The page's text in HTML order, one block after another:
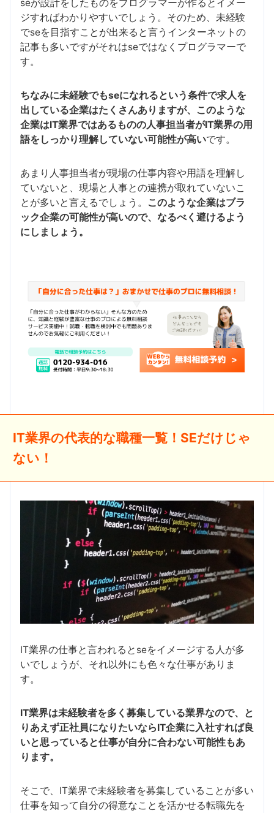
seが設計をしたものをプログラマーが作るとイメー
ジすればわかりやすいでしょう。そのため、未経験
でseを目指すことが出来ると言うインターネットの
記事も多いですがそれはseではなくプログラマーで
す。
ちなみに未経験でもseになれるという条件で求人を
出している企業はたくさんありますが、このような
企業はIT業界ではあるものの人事担当者がIT業界の用
語をしっかり理解していない可能性が高いです。
あまり人事担当者が現場の仕事内容や用語を理解し
ていないと、現場と人事との連携が取れていないこ
とが多いと言えるでしょう。
このような企業はブラ
ック企業の可能性が高いので、なるべく避けるよう
にしましょう。
IT業界の代表的な職種一覧！SEだけじゃ
ない！
IT業界の仕事と言われるとseをイメージする人が多
いでしょうが、それ以外にも色々な仕事がありま
す。
IT業界は未経験者を多く募集している業界なので、と
りあえず正社員になりたいならIT企業に入社すれば良
いと思っていると仕事が自分に合わない可能性もあ
ります。
そこで、IT業界で未経験者を募集していることが多い
仕事を知って自分の得意なことを活かせる転職先を